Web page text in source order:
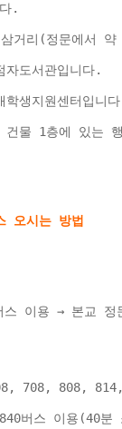
.
거리(정문에서
도서관입니다.
생지원센터입니
물 1층에 있는
이용 → 본교
708, 808,
버스 이용(40